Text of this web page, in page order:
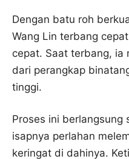
Dengan batu roh
Wang Lin terbang
cepat. Saat terbang, ia
dari perangkap
tinggi.
Proses ini berlangsung
isapnya perlahan
keringat di dahinya.